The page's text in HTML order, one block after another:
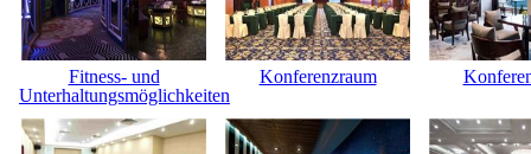
Fitness- und
Unterhaltungsmöglichkeiten
Konferenzraum